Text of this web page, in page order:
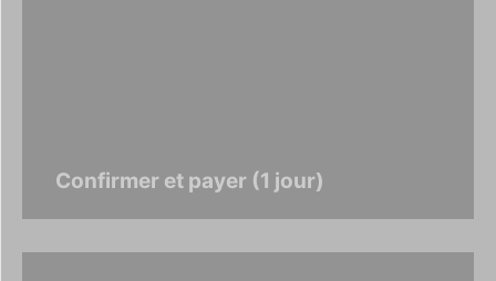
Confirmer et payer (1 jour)